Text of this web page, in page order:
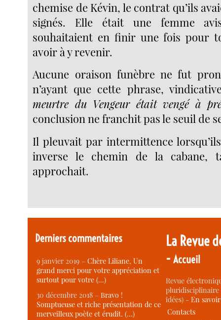
chemise de Kévin, le contrat qu’ils
signés. Elle était une femme
souhaitaient en finir une fois pour
avoir à y revenir.
Aucune oraison funèbre ne fut
n’ayant que cette phrase,
meurtre du Vengeur était vengé à
conclusion ne franchit pas le seuil de
Il pleuvait par intermittence
inverse le chemin de la cabane,
approchait.
Derniers commentaires
9 janvier 2019 –Chère Liliane, Un
grand merci pour votre appréciation et
surtout pour votre (…)
30 décembre 2018 –Bravo !
Somptueuse et riche présentation de ce
merveilleux poète et érudit. (…)
La Revue
-Accueil
Revue
idées) -En
Contacts